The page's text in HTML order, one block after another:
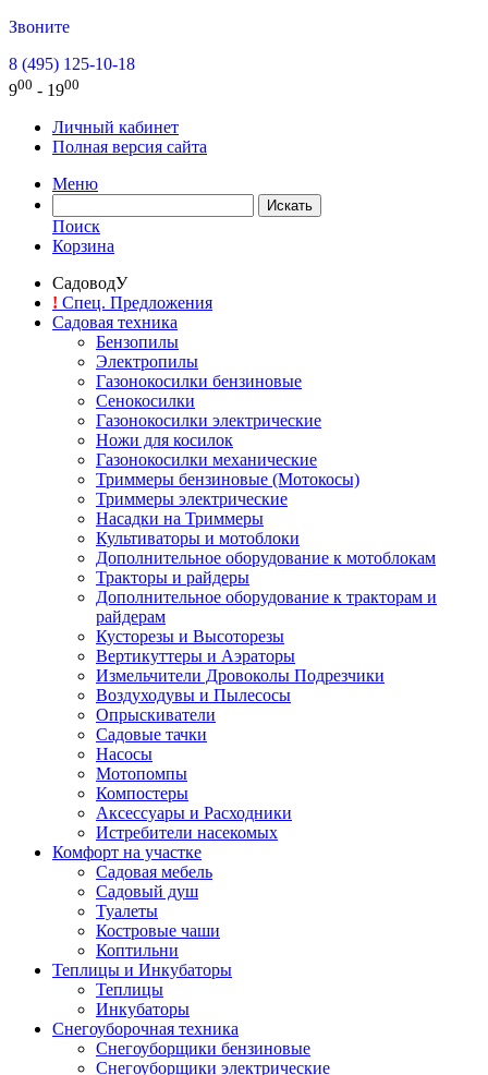
Звоните
8 (495) 125-10-18
900 - 1900
Личный кабинет
Полная версия сайта
Меню
Поиск
Корзина
СадоводУ
! Спец. Предложения
Садовая техника
Бензопилы
Электропилы
Газонокосилки бензиновые
Сенокосилки
Газонокосилки электрические
Ножи для косилок
Газонокосилки механические
Триммеры бензиновые (Мотокосы)
Триммеры электрические
Насадки на Триммеры
Культиваторы и мотоблоки
Дополнительное оборудование к мотоблокам
Тракторы и райдеры
Дополнительное оборудование к тракторам и
райдерам
Кусторезы и Высоторезы
Вертикуттеры и Аэраторы
Измельчители Дровоколы Подрезчики
Воздуходувы и Пылесосы
Опрыскиватели
Садовые тачки
Насосы
Мотопомпы
Компостеры
Аксессуары и Расходники
Истребители насекомых
Комфорт на участке
Садовая мебель
Садовый душ
Туалеты
Костровые чаши
Коптильни
Теплицы и Инкубаторы
Теплицы
Инкубаторы
Снегоуборочная техника
Снегоуборщики бензиновые
Снегоуборщики электрические